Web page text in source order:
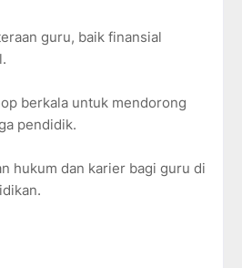
guru, baik finansial
berkala untuk mendorong
pendidik.
hukum dan karier bagi guru di